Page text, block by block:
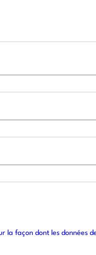
la façon dont les données